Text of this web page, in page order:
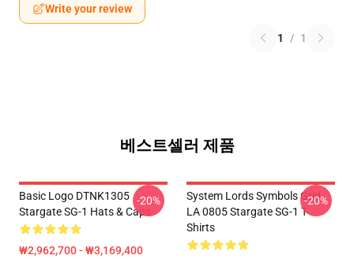
Write your review
1 / 1
베스트셀러 제품
Basic Logo DTNK1305
Stargate SG-1 Hats & Caps
₩2,962,700 - ₩3,169,400
-20%
System Lords Symbols Grid
LA 0805 Stargate SG-1 T-
Shirts
-20%